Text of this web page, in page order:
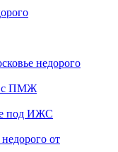
недорого
с ПМЖ
под ИЖС
от